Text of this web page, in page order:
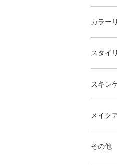
カラー
スタイ
スキン
メイク
その他